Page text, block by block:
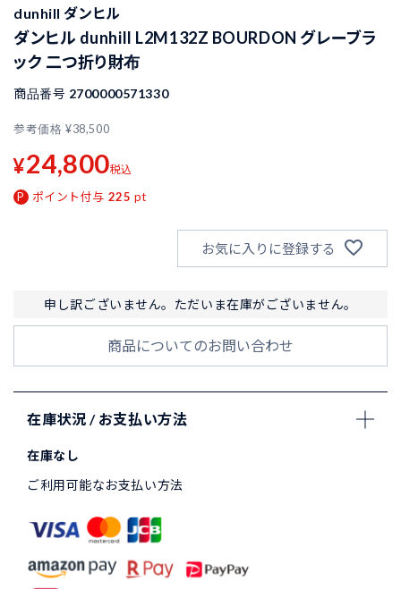
dunhill ダンヒル
ダンヒル dunhill L2M132Z BOURDON グレーブラ
ック 二つ折り財布
商品番号 2700000571330
参考価格 ¥38,500
¥24,800税込
ポイント付与 225 pt
お気に入りに登録する
申し訳ございません。ただいま在庫がございません。
商品についてのお問い合わせ
在庫状況 / お支払い方法
在庫なし
ご利用可能なお支払い方法